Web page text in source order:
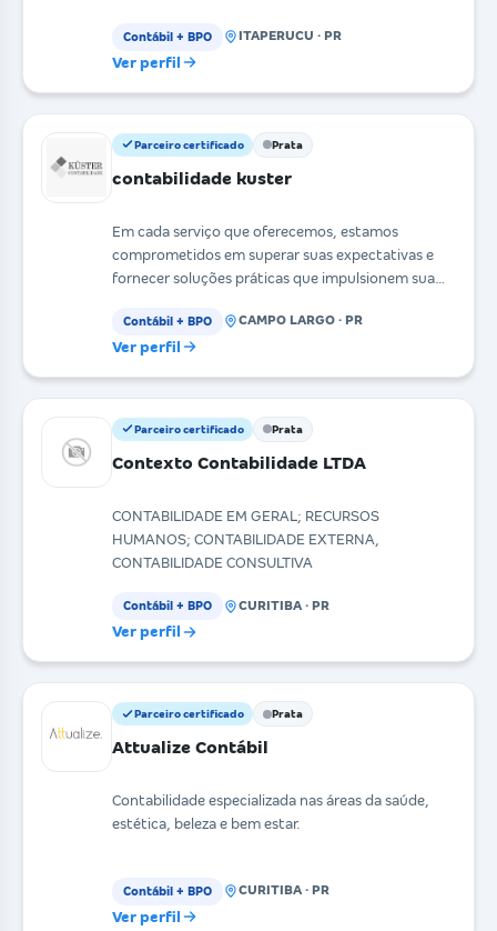
Contábil + BPO ITAPERUCU · PR
Ver perfil
Parceiro certificado Prata
contabilidade kuster
Em cada serviço que oferecemos, estamos
comprometidos em superar suas expectativas e
fornecer soluções práticas que impulsionem sua
Contábil + BPO CAMPO LARGO · PR
Ver perfil
Parceiro certificado Prata
Contexto Contabilidade LTDA
CONTABILIDADE EM GERAL; RECURSOS
HUMANOS; CONTABILIDADE EXTERNA,
CONTABILIDADE CONSULTIVA
Contábil + BPO CURITIBA · PR
Ver perfil
Parceiro certificado Prata
Attualize Contábil
Contabilidade especializada nas áreas da saúde,
estética, beleza e bem estar.
Contábil + BPO CURITIBA · PR
Ver perfil